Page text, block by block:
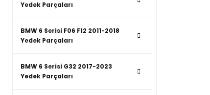
Yedek Parçaları
BMW 6 Serisi F06 F12 2011-2018
Yedek Parçaları
BMW 6 Serisi G32 2017-2023
Yedek Parçaları